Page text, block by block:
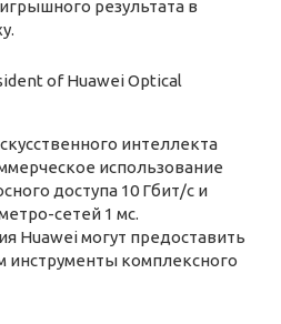
результата в
интеллекта
использование
доступа 10 Гбит/с и
сетей 1 мс.
Huawei могут предоставить
инструменты комплексного